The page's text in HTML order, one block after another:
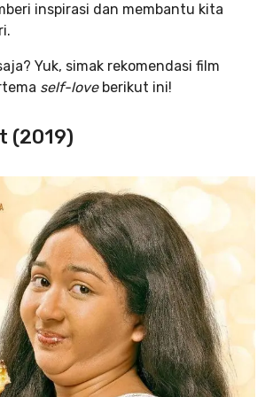
inspirasi dan membantu kita
Yuk, simak rekomendasi film
self-loveberikut ini!
(2019)